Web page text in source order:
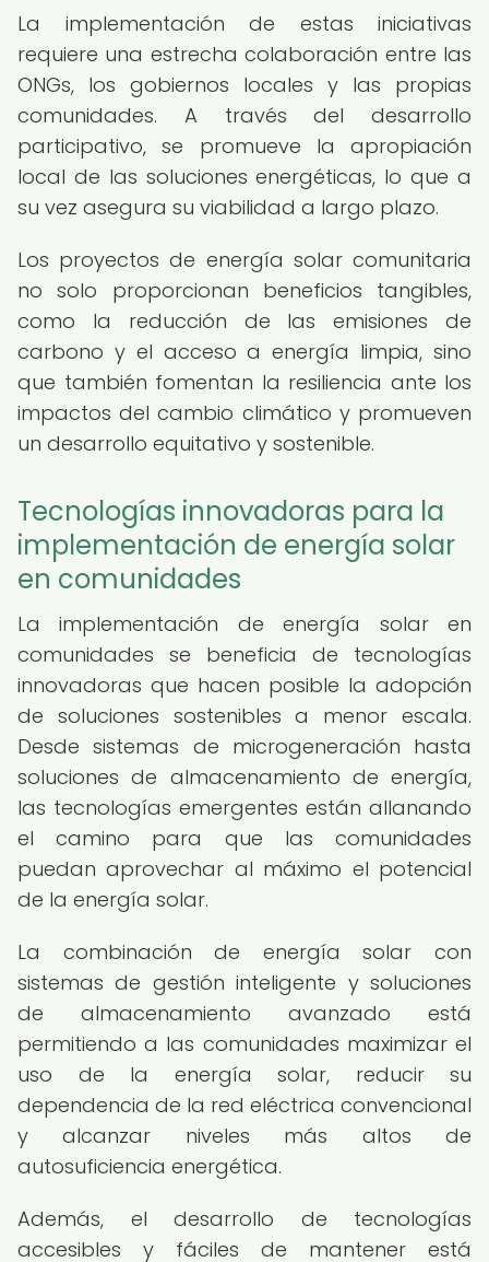
La implementación de estas iniciativas
requiere una estrecha colaboración entre las
ONGs, los gobiernos locales y las propias
comunidades. A través del desarrollo
participativo, se promueve la apropiación
local de las soluciones energéticas, lo que a
su vez asegura su viabilidad a largo plazo.
Los proyectos de energía solar comunitaria
no solo proporcionan beneficios tangibles,
como la reducción de las emisiones de
carbono y el acceso a energía limpia, sino
que también fomentan la resiliencia ante los
impactos del cambio climático y promueven
un desarrollo equitativo y sostenible.
Tecnologías innovadoras para la
implementación de energía solar
en comunidades
La implementación de energía solar en
comunidades se beneficia de tecnologías
innovadoras que hacen posible la adopción
de soluciones sostenibles a menor escala.
Desde sistemas de microgeneración hasta
soluciones de almacenamiento de energía,
las tecnologías emergentes están allanando
el camino para que las comunidades
puedan aprovechar al máximo el potencial
de la energía solar.
La combinación de energía solar con
sistemas de gestión inteligente y soluciones
de almacenamiento avanzado está
permitiendo a las comunidades maximizar el
uso de la energía solar, reducir su
dependencia de la red eléctrica convencional
y alcanzar niveles más altos de
autosuficiencia energética.
Además, el desarrollo de tecnologías
accesibles y fáciles de mantener está